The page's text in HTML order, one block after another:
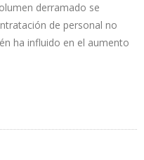
derramado se
de personal no
ha influido en el aumento